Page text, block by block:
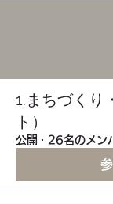
1.まちづくり
ト）
公開 · 26名のメン